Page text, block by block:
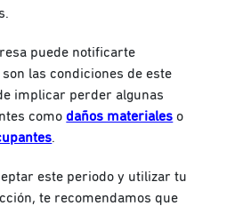
puede notificarte
las condiciones de este
implicar perder algunas
como daños materiales o
.
este periodo y utilizar tu
te recomendamos que